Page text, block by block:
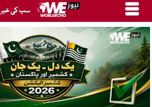
سب کی خبر